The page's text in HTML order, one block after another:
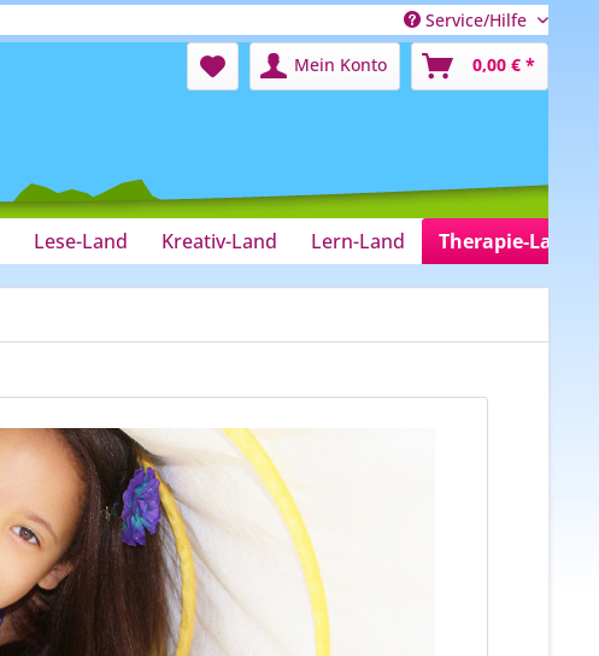
Service/Hilfe
Mein Konto
0,00 € *
Lese-Land Kreativ-Land Lern-Land Therapie-Land